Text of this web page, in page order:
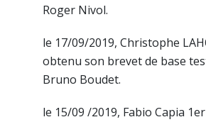
Roger Nivol.
le 17/09/2019, Christophe
obtenu son brevet de base
Bruno Boudet.
le 15/09 /2019, Fabio Capia